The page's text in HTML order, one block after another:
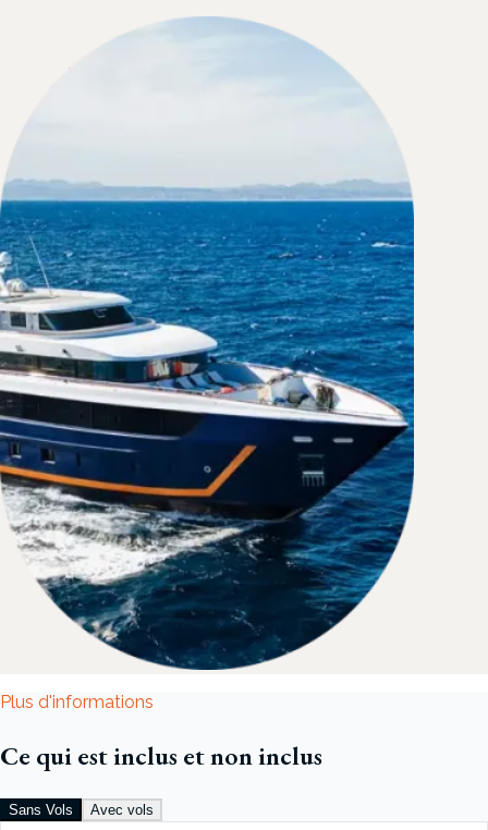
Plus d'informations
Ce qui est inclus et non inclus
Sans Vols Avec vols